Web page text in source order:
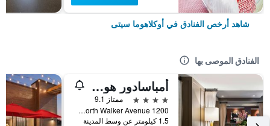
شاهد أرخص الفنادق في أوكلاهوما سيتى
الفنادق الموصى بها
أمباسادور هوتل أوكلاهوما سيتي، أوتوجراف كوليكشن
4 نجوم
ممتاز 9.1
1200 North Walker Avenue, أوكلاهوما سيتى, OK, الولايات المتحدة الأميريكية
1.5 كيلومتر عن وسط المدينة